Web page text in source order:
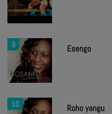
9 Esengo
10 Roho yangu